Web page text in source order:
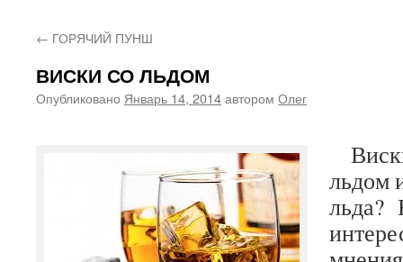
← ГОРЯЧИЙ ПУНШ
ВИСКИ СО ЛЬДОМ
Опубликовано Январь 14, 2014автором Олег
льдом
льда?